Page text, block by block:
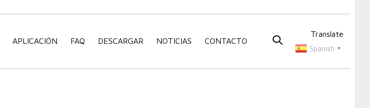
APLICACIÓN FAQ DESCARGAR NOTICIAS CONTACTO
Translate
Spanish ▼